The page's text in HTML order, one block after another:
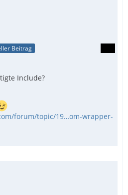
Beitrag
Include?
forum/topic/19…om-wrapper-